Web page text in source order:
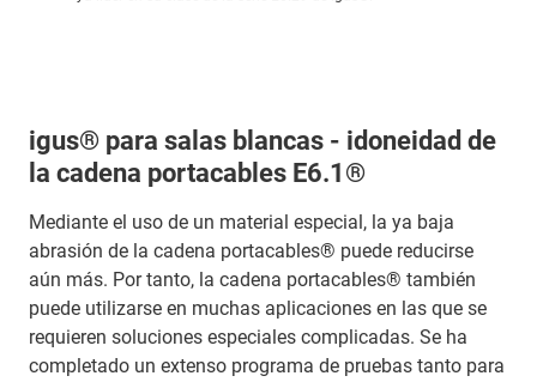
igus® para salas blancas - idoneidad de
la cadena portacables E6.1®
Mediante el uso de un material especial, la ya baja
abrasión de la cadena portacables® puede reducirse
aún más. Por tanto, la cadena portacables® también
puede utilizarse en muchas aplicaciones en las que se
requieren soluciones especiales complicadas. Se ha
completado un extenso programa de pruebas tanto para